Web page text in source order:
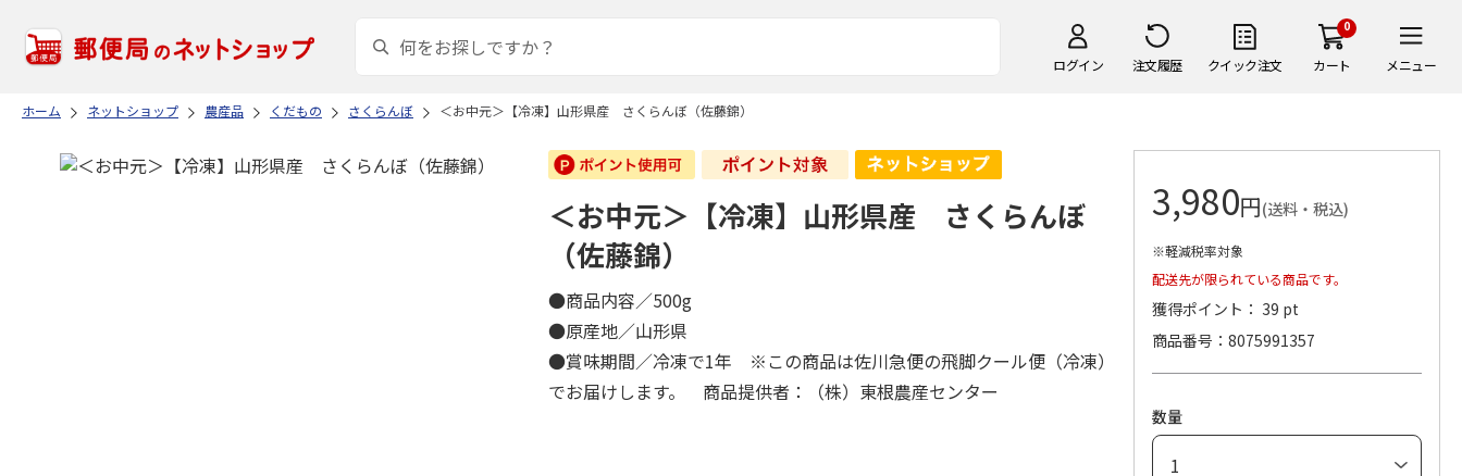
ログイン 注文履歴 クイック注文
0
カート メニュー
ホーム ネットショップ 農産品 くだもの さくらんぼ ＜お中元＞【冷凍】山形県産 さくらんぼ（佐藤錦）
＜お中元＞【冷凍】山形県産 さくらんぼ
（佐藤錦）
●商品内容／500g
●原産地／山形県
●賞味期間／冷凍で1年 ※この商品は佐川急便の飛脚クール便（冷凍）
でお届けします。 商品提供者：（株）東根農産センター
3,980円(送料・税込)
※軽減税率対象
配送先が限られている商品です。
獲得ポイント： 39 pt
商品番号
8075991357
数量